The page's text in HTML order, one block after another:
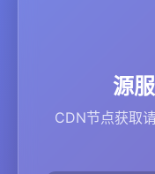
源
CDN节点获取